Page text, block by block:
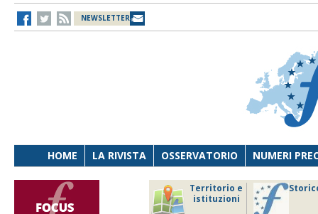
NEWSLETTER
HOME LA RIVISTA OSSERVATORIO NUMERI
Territorio e
istituzioni